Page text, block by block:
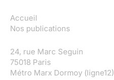
Accueil
Nos publications
24, rue Marc Seguin
75018 Paris
Métro Marx Dormoy (ligne12)